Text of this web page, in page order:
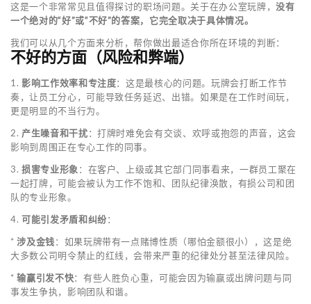
这是一个非常常见且值得探讨的职场问题。关于在办公室玩牌，没有
一个绝对的“好”或“不好”的答案，它完全取决于具体情况。
我们可以从几个方面来分析，帮你做出最适合你所在环境的判断：
不好的方面（风险和弊端）
1. 影响工作效率和专注度：这是最核心的问题。玩牌会打断工作节
奏，让员工分心，可能导致任务延迟、出错。如果是在工作时间玩，
更是明显的不当行为。
2. 产生噪音和干扰：打牌时难免会有交谈、欢呼或抱怨的声音，这会
影响到周围正在专心工作的同事。
3. 损害专业形象：在客户、上级或其它部门同事看来，一群员工聚在
一起打牌，可能会被认为工作不饱和、团队纪律涣散，有损公司和团
队的专业形象。
4. 可能引发矛盾和纠纷：
*涉及金钱：如果玩牌带有一点赌博性质（哪怕金额很小），这是绝
大多数公司明令禁止的红线，会带来严重的纪律处分甚至法律风险。
*输赢引发不快：有些人胜负心重，可能会因为输赢或出牌问题与同
事发生争执，影响团队和谐。